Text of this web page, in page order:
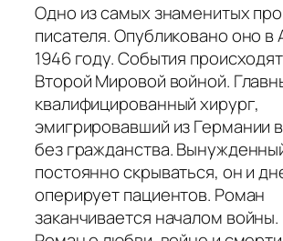
Одно из самых знаменитых
писателя. Опубликовано оно в
1946 году. События
Второй Мировой войной.
квалифицированный хирург,
эмигрировавший из Германии
без гражданства.
постоянно скрываться, он и
оперирует пациентов. Роман
заканчивается началом войны.